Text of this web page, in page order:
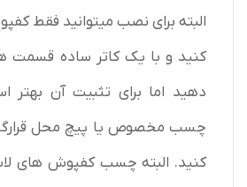
البته برای نصب میتوانید فقط
کنید و با یک کاتر ساده قسمت
دهید اما برای تثبیت آن بهتر
چسب مخصوص یا پیچ محل
کنید. البته چسب کفپوش های